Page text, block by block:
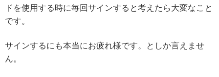
ドを使用する時に毎回サインすると考えたら大変なこと
です。
サインするにも本当にお疲れ様です。としか言えませ
ん。